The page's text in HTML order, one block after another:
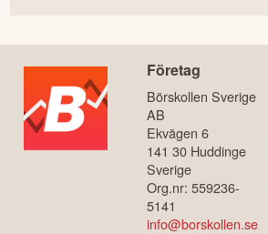
Företag
Börskollen Sverige
AB
Ekvägen 6
141 30 Huddinge
Sverige
Org.nr: 559236-
5141
info@borskollen.se